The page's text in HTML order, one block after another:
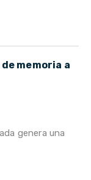
memoria a
genera una